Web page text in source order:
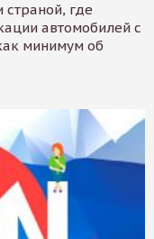
страной, где
автомобилей с
минимум об